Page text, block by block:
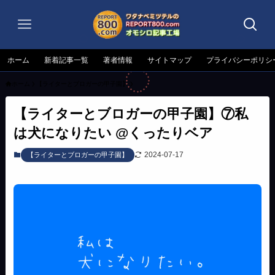
ホーム 新着記事一覧 著者情報 サイトマップ プライバシーポリシ
【ライターとブロガーの甲子園】
【ライターとブロガーの甲子園】⑦私
は犬になりたい @くったりベア
【ライターとブロガーの甲子園】 2024-07-17